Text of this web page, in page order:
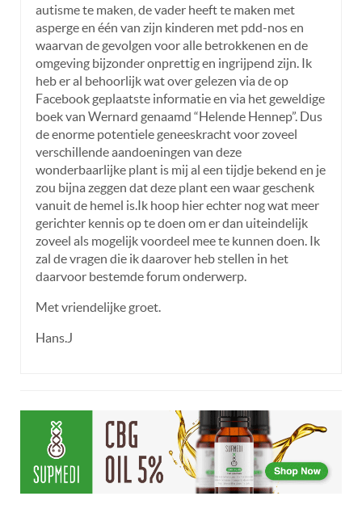
autisme te maken, de vader heeft te maken met
asperge en één van zijn kinderen met pdd-nos en
waarvan de gevolgen voor alle betrokkenen en de
omgeving bijzonder onprettig en ingrijpend zijn. Ik
heb er al behoorlijk wat over gelezen via de op
Facebook geplaatste informatie en via het geweldige
boek van Wernard genaamd “Helende Hennep”. Dus
de enorme potentiele geneeskracht voor zoveel
verschillende aandoeningen van deze
wonderbaarlijke plant is mij al een tijdje bekend en je
zou bijna zeggen dat deze plant een waar geschenk
vanuit de hemel is.Ik hoop hier echter nog wat meer
gerichter kennis op te doen om er dan uiteindelijk
zoveel als mogelijk voordeel mee te kunnen doen. Ik
zal de vragen die ik daarover heb stellen in het
daarvoor bestemde forum onderwerp.
Met vriendelijke groet.
Hans.J